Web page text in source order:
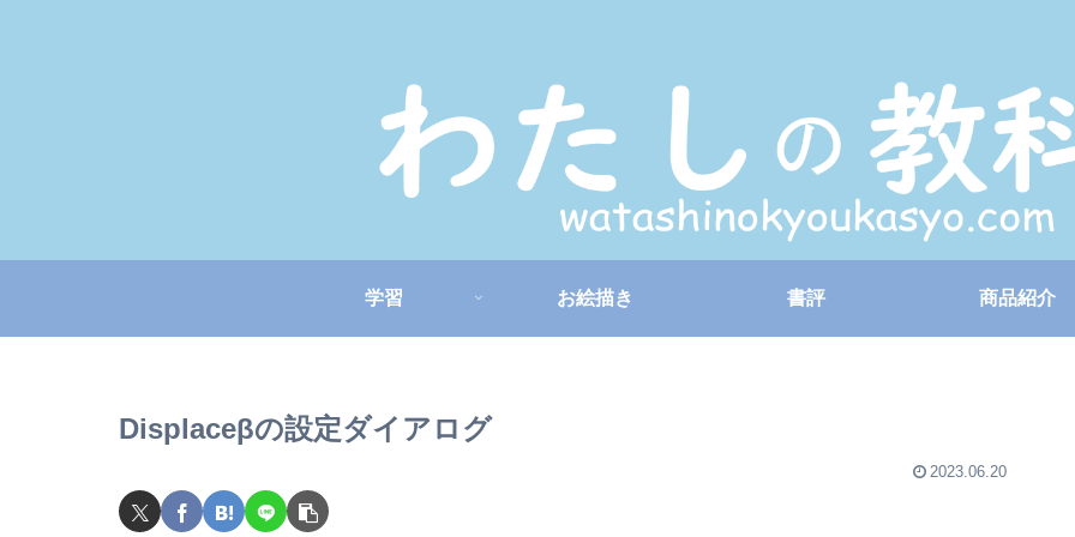
学習 お絵描き 書評 商品紹介
Displaceβの設定ダイアログ
2023.06.20